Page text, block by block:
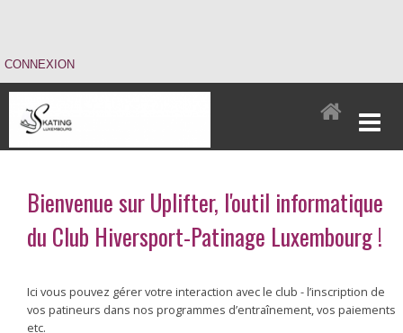
CONNEXION
Bienvenue sur Uplifter, l'outil informatique
du Club Hiversport-Patinage Luxembourg !
Ici vous pouvez gérer votre interaction avec le club - l’inscription de
vos patineurs dans nos programmes d’entraînement, vos paiements
etc.